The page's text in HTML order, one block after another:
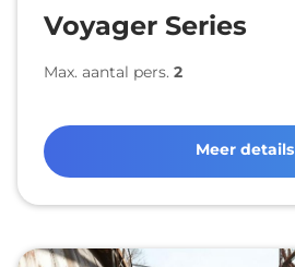
Voyager Series
Max. aantal pers. 2
Meer details